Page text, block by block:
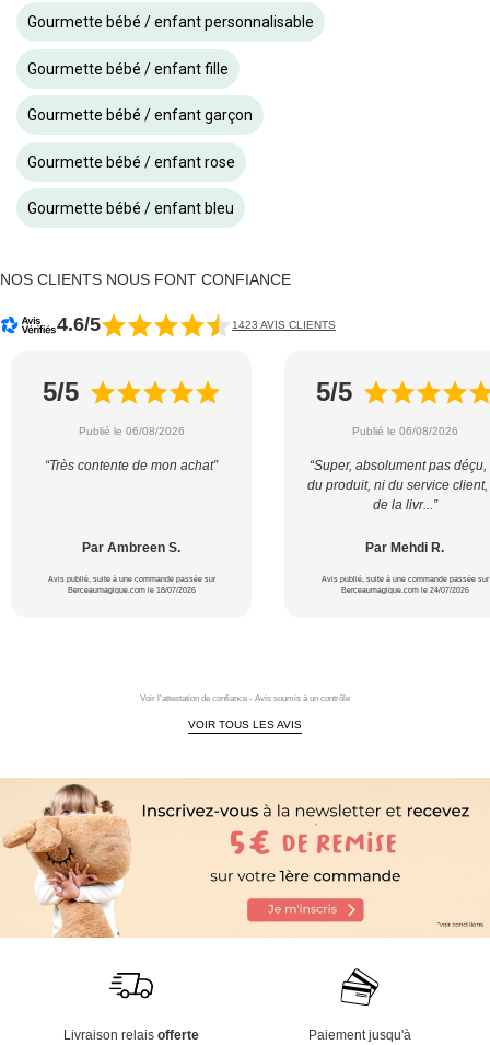
Gourmette bébé / enfant personnalisable
Gourmette bébé / enfant fille
Gourmette bébé / enfant garçon
Gourmette bébé / enfant rose
Gourmette bébé / enfant bleu
NOS CLIENTS NOUS FONT CONFIANCE
4.6/5 1423 AVIS CLIENTS
5/5
Publié le 06/08/2026
“Très contente de mon achat”
Par Ambreen S.
Avis publié, suite à une commande passée sur
Berceaumagique.com le 18/07/2026
5/5
Publié le 06/08/2026
“Super, absolument pas déçu,
du produit, ni du service
de la livr...”
Par Mehdi R.
Avis publié, suite à une commande passée sur
Berceaumagique.com le 24/07/2026
Voir l'attestation de confiance - Avis soumis à un contrôle
VOIR TOUS LES AVIS
Livraison relais offerte
Paiement jusqu'à